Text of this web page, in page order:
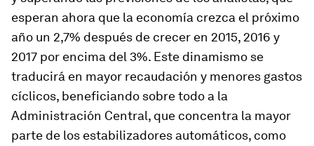
esperan ahora que la economía crezca el próximo
año un 2,7% después de crecer en 2015, 2016 y
2017 por encima del 3%. Este dinamismo se
traducirá en mayor recaudación y menores gastos
cíclicos, beneficiando sobre todo a la
Administración Central, que concentra la mayor
parte de los estabilizadores automáticos, como